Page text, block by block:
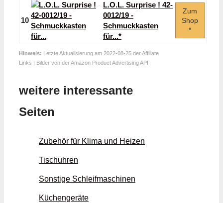
10
L.O.L. Surprise ! 42-
0012/19 -
Schmuckkasten
für...*
Zum
Shop
*
Hinweis: Letzte Aktualisierung am 2022-08-25 der Affiliate
Links | Bilder von der Amazon Product Advertising API
weitere interessante
Seiten
Zubehör für Klima und Heizen
Tischuhren
Sonstige Schleifmaschinen
Küchengeräte